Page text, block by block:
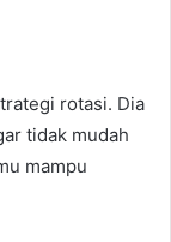
rotasi. Dia
tidak mudah
mampu